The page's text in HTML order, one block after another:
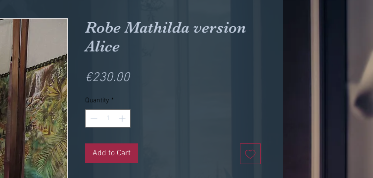
Robe Mathilda version
Alice
€230.00Price
Quantity *
Add to Cart